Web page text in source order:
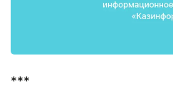
***